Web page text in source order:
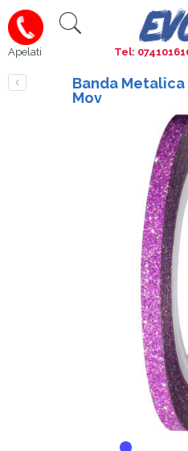
Apelati Tel:
Banda
Mov